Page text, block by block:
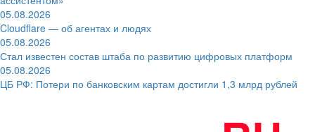
05.08.2026
Cloudflare — об агентах и людях
05.08.2026
Стал известен состав штаба по развитию цифровых платформ
05.08.2026
ЦБ РФ: Потери по банковским картам достигли 1,3 млрд рублей